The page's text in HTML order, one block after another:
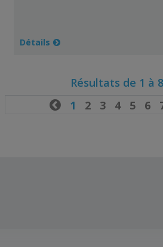
Détails
Résultats de 1 à
1 2 3 4 5 6